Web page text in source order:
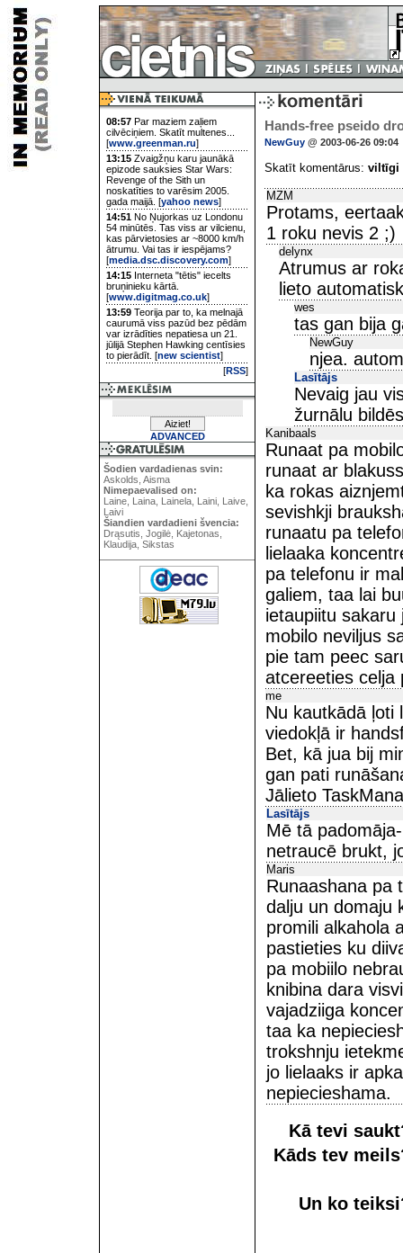
08:57 Par maziem zaļiem
cilvēciņiem. Skatīt multenes...
[www.greenman.ru]
13:15 Zvaigžņu karu jaunākā
epizode sauksies Star Wars:
Revenge of the Sith un
noskatīties to varēsim 2005.
gada maijā. [yahoo news]
14:51 No Ņujorkas uz Londonu
54 minūtēs. Tas viss ar vilcienu,
kas pārvietosies ar ~8000 km/h
ātrumu. Vai tas ir iespējams?
[media.dsc.discovery.com]
14:15 Interneta "tētis" iecelts
bruņinieku kārtā.
[www.digitmag.co.uk]
13:59 Teorija par to, ka melnajā
caurumā viss pazūd bez pēdām
var izrādīties nepatiesa un 21.
jūlijā Stephen Hawking centīsies
to pierādīt. [new scientist]
[RSS]
ADVANCED
Šodien vardadienas svin:
Askolds, Aisma
Nimepaevalised on:
Laine, Laina, Lainela, Laini, Laive,
Laivi
Šiandien vardadieni švencia:
Drąsutis, Jogilė, Kajetonas,
Klaudija, Sikstas
Hands-free pseido
NewGuy @ 2003-06-26 09:04
Skatīt komentārus: viltīgi
MZM
Protams,
1 roku nevis 2 ;)
delynx
Atrumus ar
lieto
wes
tas gan bija
NewGuy
njea.
Lasītājs
Nevaig jau
žurnālu
Kanibaals
Runaat pa
runaat ar
ka rokas
sevishkji
runaatu pa
lielaaka
pa telefonu ir
galiem, taa lai
ietaupiitu sakaru
mobilo neviljus
pie tam peec
atcereeties celja
me
Nu kautkādā ļoti
viedokļā ir
Bet, kā jua bij
gan pati
Jālieto
Lasītājs
Mē tā
netraucē brukt,
Maris
Runaashana pa
dalju un domaju
promili alkahola
pastieties ku
pa mobiilo
knibina dara
vajadziiga
taa ka
trokshnju
jo lielaaks ir
nepiecieshama.
Kā tevi
Kāds tev
Un ko